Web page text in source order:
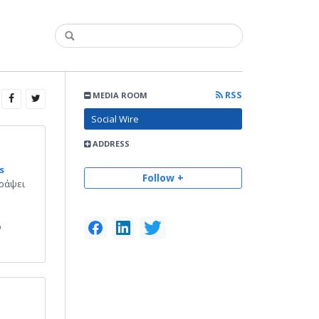
MEDIA ROOM
RSS
Social Wire
ADDRESS
Follow +